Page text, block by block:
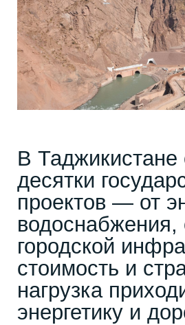
В
десятки
проектов — от
водоснабжения,
городской
стоимость и
нагрузка
энергетику и